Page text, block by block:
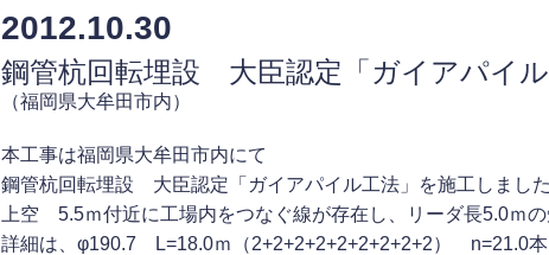
2012.10.30
鋼管杭回転埋設 大臣認定「ガイアパイ
（福岡県大牟田市内）
本工事は福岡県大牟田市内にて
鋼管杭回転埋設 大臣認定「ガイアパイル工法」を施工しまし
上空 5.5ｍ付近に工場内をつなぐ線が存在し、リーダ長5.0ｍ
詳細は、φ190.7 L=18.0ｍ（2+2+2+2+2+2+2+2+2） n=21.0本